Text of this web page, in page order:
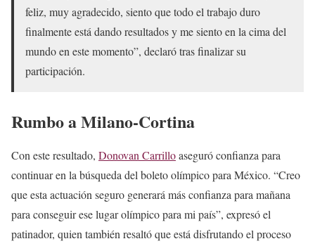
feliz, muy agradecido, siento que todo el trabajo duro
finalmente está dando resultados y me siento en la cima del
mundo en este momento”, declaró tras finalizar su
participación.
Rumbo a Milano-Cortina
Con este resultado, Donovan Carrilloaseguró confianza para
continuar en la búsqueda del boleto olímpico para México. “Creo
que esta actuación seguro generará más confianza para mañana
para conseguir ese lugar olímpico para mi país”, expresó el
patinador, quien también resaltó que está disfrutando el proceso